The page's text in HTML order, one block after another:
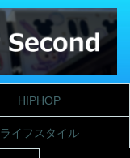
HIPHOP
ライフスタイル